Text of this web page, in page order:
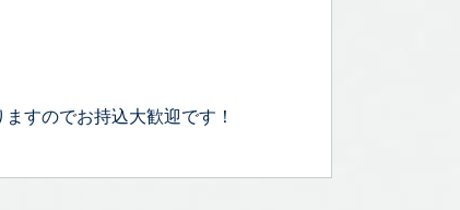
すのでお持込大歓迎です！